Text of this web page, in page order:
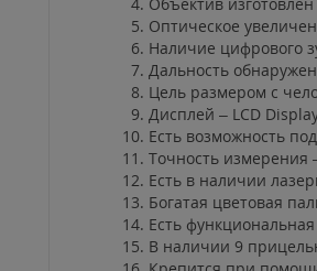
Оптическое
Наличие цифрового
Дальность
Цель размером с
Дисплей – LCD
Есть возможность
Точность измерения
Есть в наличии
Богатая цветовая
Есть
В наличии 9